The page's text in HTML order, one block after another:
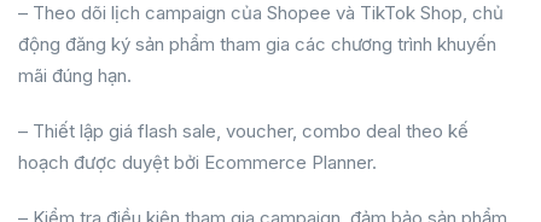
– Theo dõi lịch campaign của Shopee và TikTok Shop, chủ
động đăng ký sản phẩm tham gia các chương trình khuyến
mãi đúng hạn.
– Thiết lập giá flash sale, voucher, combo deal theo kế
hoạch được duyệt bởi Ecommerce Planner.